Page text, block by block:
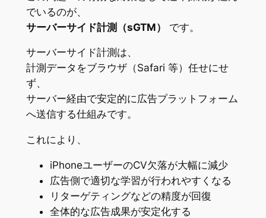
でいるのが、
サーバーサイド計測（sGTM）
です。
サーバーサイド計測は、
計測データをブラウザ（Safari 等）任せにせ
ず、
サーバー経由で安定的に広告プラットフォーム
へ送信する仕組みです。
これにより、
iPhoneユーザーのCV欠落が大幅に減少
広告側で適切な学習が行われやすくなる
リターゲティングなどの精度が回復
全体的な広告成果が安定化する